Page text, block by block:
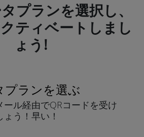
プランを選択し、
ティベートしまし
ょう!
プランを選ぶ
ール経由でQRコードを受け
ょう！早い！